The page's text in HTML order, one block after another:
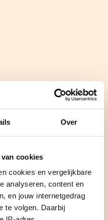
Over
cookies
cookies en vergelijkbare
analyseren, content en
en jouw internetgedrag
te volgen. Daarbij